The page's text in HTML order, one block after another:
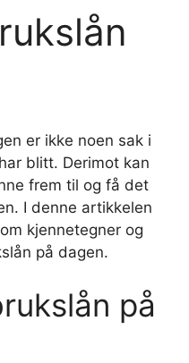
er ikke noen sak i
blitt. Derimot kan
frem til og få det
I denne artikkelen
kjennetegner og
på dagen.
på